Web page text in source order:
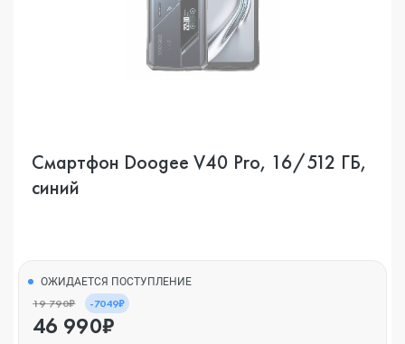
Смартфон Doogee V40 Pro, 16/512 ГБ,
синий
ОЖИДАЕТСЯ ПОСТУПЛЕНИЕ
19 790₽ -7049₽
46 990₽